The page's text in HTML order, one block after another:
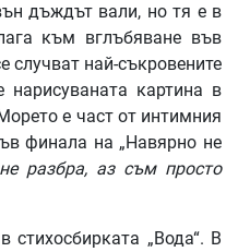
дъждът вали, но тя е в
към вглъбяване във
случват най-съкровените
нарисуваната картина в
е част от интимния
финала на „Навярно не
разбра, аз съм просто
„Вода“. В